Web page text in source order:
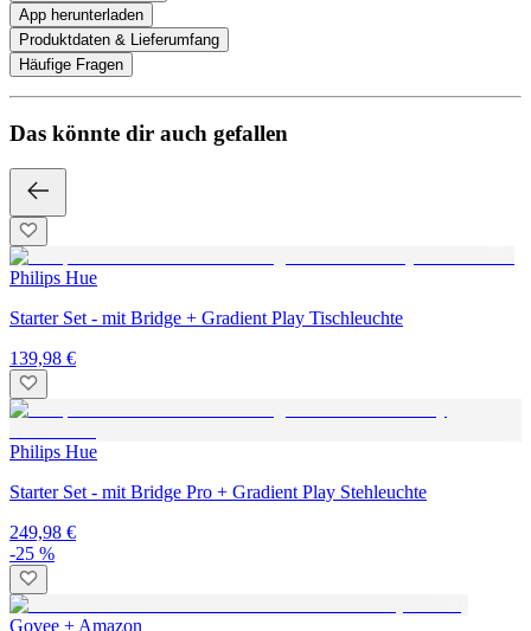
App herunterladen
Produktdaten & Lieferumfang
Häufige Fragen
Das könnte dir auch gefallen
Philips Hue
Starter Set - mit Bridge + Gradient Play Tischleuchte
139,98 €
Philips Hue
Starter Set - mit Bridge Pro + Gradient Play Stehleuchte
249,98 €
-25 %
Govee + Amazon